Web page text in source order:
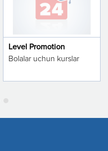
Level Promotion
Bolalar uchun kurslar